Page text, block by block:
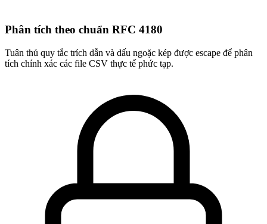
Phân tích theo chuẩn RFC 4180
Tuân thủ quy tắc trích dẫn và dấu ngoặc kép được escape để phân
tích chính xác các file CSV thực tế phức tạp.